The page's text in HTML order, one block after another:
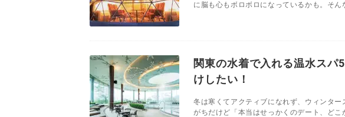
に脳も心もボロボロになっているかも。そん
関東の水着で入れる温水スパ
けしたい！
冬は寒くてアクティブになれず、ウィンタ
がちだけど「本当はせっかくのデート、ど